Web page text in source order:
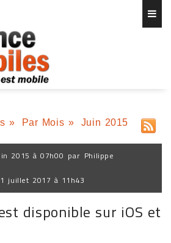
» Par Mois » Juin 2015
2015 à 07h00 par Philippe
juillet 2017 à 11h43
disponible sur iOS et